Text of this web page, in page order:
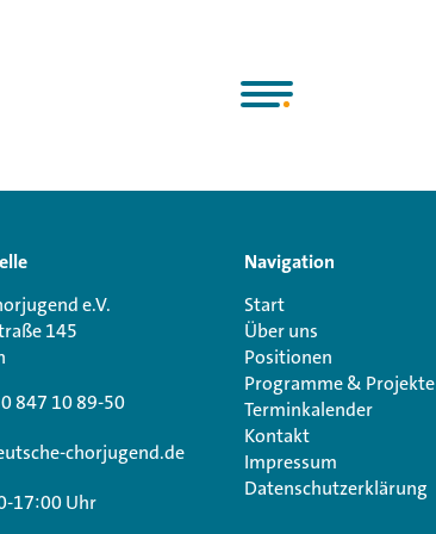
e.V.
145
847 10 89-50
chorjugend.de
17:00 Uhr
Navigation
Start
Über uns
Positionen
Programme & Projekte
Terminkalender
Kontakt
Impressum
Datenschutzerklärung